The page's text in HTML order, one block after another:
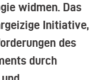
widmen. Das
Initiative,
des
durch